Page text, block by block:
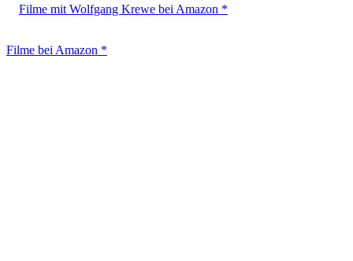
Filme mit Wolfgang Krewe bei Amazon *
Filme bei Amazon *